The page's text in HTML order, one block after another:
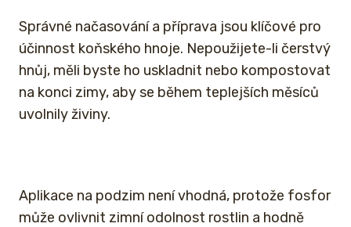
Správné načasování a příprava jsou klíčové pro
účinnost koňského hnoje. Nepoužijete-li čerstvý
hnůj, měli byste ho uskladnit nebo kompostovat
na konci zimy, aby se během teplejších měsíců
uvolnily živiny.
Aplikace na podzim není vhodná, protože fosfor
může ovlivnit zimní odolnost rostlin a hodně